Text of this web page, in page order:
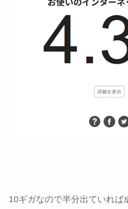
10ギガなので半分出ていれば